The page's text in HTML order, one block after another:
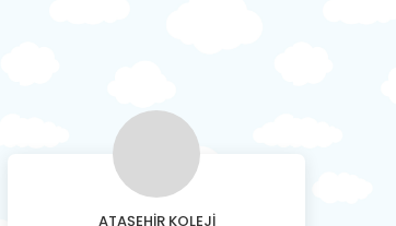
ATAŞEHİR KOLEJİ